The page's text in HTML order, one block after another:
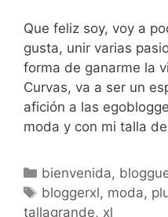
Que feliz soy, voy a
gusta, unir varias
forma de ganarme la
Curvas, va a ser un
afición a las
moda y con mi talla
Categorías
bienvenida,
Etiquetas
bloggerxl, moda,
tallagrande, xl